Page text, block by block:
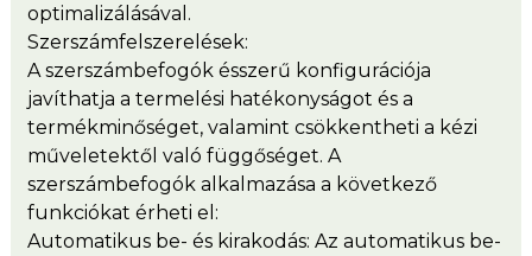
optimalizálásával.
Szerszámfelszerelések:
A szerszámbefogók ésszerű konfigurációja
javíthatja a termelési hatékonyságot és a
termékminőséget, valamint csökkentheti a kézi
műveletektől való függőséget. A
szerszámbefogók alkalmazása a következő
funkciókat érheti el:
Automatikus be- és kirakodás: Az automatikus be-